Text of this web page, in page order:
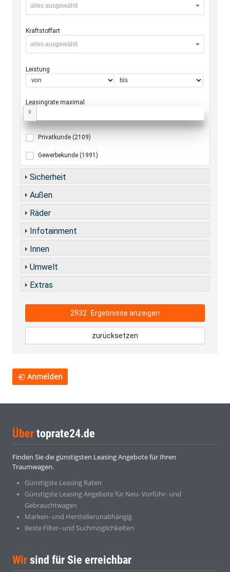
alles ausgewählt
Kraftstoffart
alles ausgewählt
Leistung
Leasingrate maximal
0
Privatkunde (2109)
Gewerbekunde (1991)
Sicherheit
Außen
Räder
Infotainment
Innen
Umwelt
Extras
2932 Ergebnisse anzeigen
zurücksetzen
Anmelden
Über toprate24.de
Finden Sie die günstigsten Leasing Angebote für Ihren
Traumwagen.
Günstigste Leasing Raten
Günstigste Leasing Angebote für Neu- Vorführ- und
Gebrauchtwagen
Marken- und Herstellerunabhängig
Beste Filter- und Suchmöglichkeiten
Wir sind für Sie erreichbar